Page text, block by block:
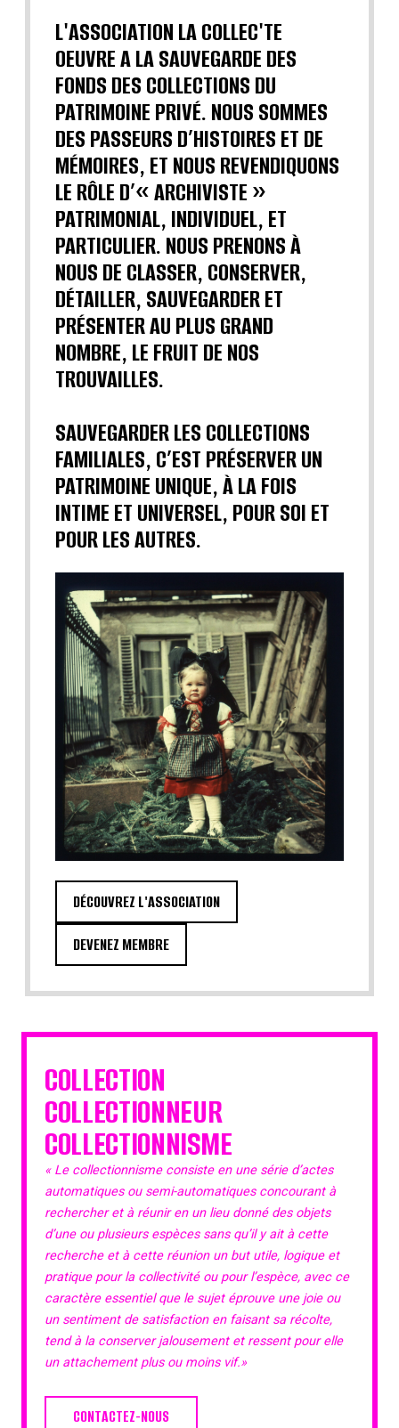
L'ASSOCIATION LA COLLEC'TE
OEUVRE A LA SAUVEGARDE DES
FONDS DES COLLECTIONS DU
PATRIMOINE PRIVÉ. NOUS SOMMES
DES PASSEURS D’HISTOIRES ET DE
MÉMOIRES, ET NOUS REVENDIQUONS
LE RÔLE D’« ARCHIVISTE »
PATRIMONIAL, INDIVIDUEL, ET
PARTICULIER. NOUS PRENONS À
NOUS DE CLASSER, CONSERVER,
DÉTAILLER, SAUVEGARDER ET
PRÉSENTER AU PLUS GRAND
NOMBRE, LE FRUIT DE NOS
TROUVAILLES.
SAUVEGARDER LES COLLECTIONS
FAMILIALES, C’EST PRÉSERVER UN
PATRIMOINE UNIQUE, À LA FOIS
INTIME ET UNIVERSEL, POUR SOI ET
POUR LES AUTRES.
DÉCOUVREZ L'ASSOCIATION
DEVENEZ MEMBRE
COLLECTION
COLLECTIONNEUR
COLLECTIONNISME
« Le collectionnisme consiste en une série d’actes
automatiques ou semi-automatiques concourant à
rechercher et à réunir en un lieu donné des objets
d’une ou plusieurs espèces sans qu’il y ait à cette
recherche et à cette réunion un but utile, logique et
pratique pour la collectivité ou pour l’espèce, avec ce
caractère essentiel que le sujet éprouve une joie ou
un sentiment de satisfaction en faisant sa récolte,
tend à la conserver jalousement et ressent pour elle
un attachement plus ou moins vif.»
CONTACTEZ-NOUS